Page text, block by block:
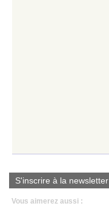
S'inscrire à la newsletter
Vous aimerez aussi :